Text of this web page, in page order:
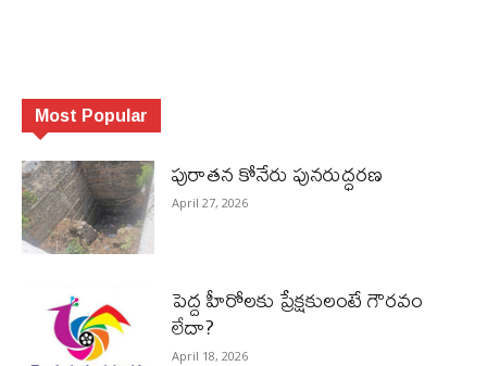
Most Popular
పురాత‌న కోనేరు పున‌రుద్ధ‌ర‌ణ
April 27, 2026
పెద్ద హీరోల‌కు ప్రేక్ష‌కులంటే గౌర‌వం
లేదా?
April 18, 2026